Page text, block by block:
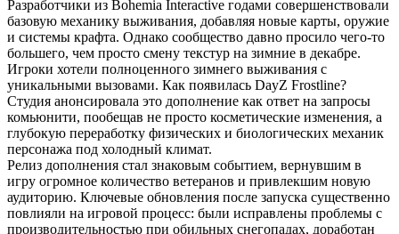
Разработчики из Bohemia Interactive годами совершенствовали
базовую механику выживания, добавляя новые карты, оружие
и системы крафта. Однако сообщество давно просило чего-то
большего, чем просто смену текстур на зимние в декабре.
Игроки хотели полноценного зимнего выживания с
уникальными вызовами. Как появилась DayZ Frostline?
Студия анонсировала это дополнение как ответ на запросы
комьюнити, пообещав не просто косметические изменения, а
глубокую переработку физических и биологических механик
персонажа под холодный климат.
Релиз дополнения стал знаковым событием, вернувшим в
игру огромное количество ветеранов и привлекшим новую
аудиторию. Ключевые обновления после запуска существенно
повлияли на игровой процесс: были исправлены проблемы с
производительностью при обильных снегопадах, доработан